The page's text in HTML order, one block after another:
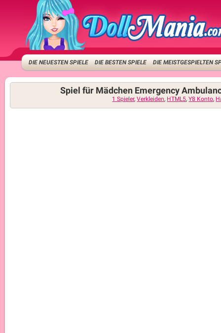
DIE NEUESTEN SPIELE DIE BESTEN SPIELE DIE MEISTGESPIELTEN
Spiel für Mädchen Emergency
1 Spieler,Verkleiden, HTML5,Y8 Konto,